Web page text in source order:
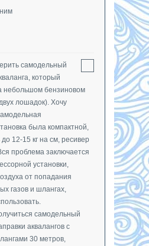
самодельный
который
небольшом бензиновом
лошадок). Хочу
была компактной,
12-15 кг на см, ресивер
проблема заключается
установки,
от попадания
газов и шлангах,
самодельный
аквалангов с
30 метров,